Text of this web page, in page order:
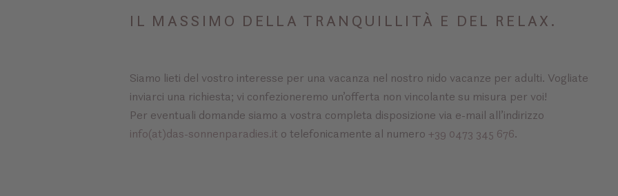
IL MASSIMO DELLA TRANQUILLITÀ E DEL RELAX.
Siamo lieti del vostro interesse per una vacanza nel nostro nido vacanze per adulti. Vogliate
inviarci una richiesta; vi confezioneremo un’offerta non vincolante su misura per voi!
Per eventuali domande siamo a vostra completa disposizione via e-mail all’indirizzo
info(at)das-sonnenparadies.it o telefonicamente al numero +39 0473 345 676.